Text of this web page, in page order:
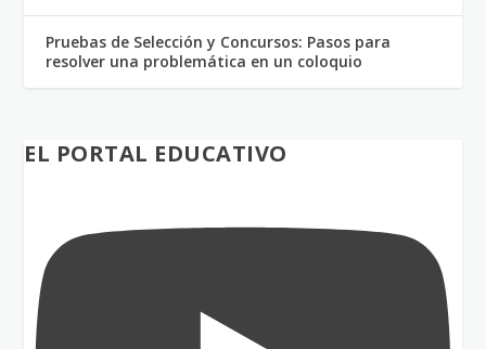
Pruebas de Selección y Concursos: Pasos para
resolver una problemática en un coloquio
EL PORTAL EDUCATIVO